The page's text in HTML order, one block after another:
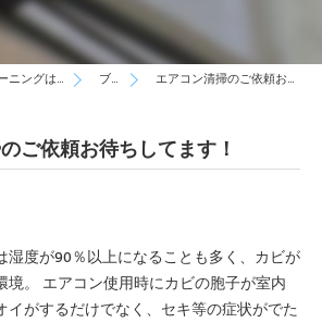
足立区のハウスクリーニングはPerfect House Care ブログ エアコン清掃のご依頼お待ちしてます！
ご依頼お待ちしてます！
湿度が90％以上になることも多く、カビが
境。 エアコン使用時にカビの胞子が室内
イがするだけでなく、セキ等の症状がでた